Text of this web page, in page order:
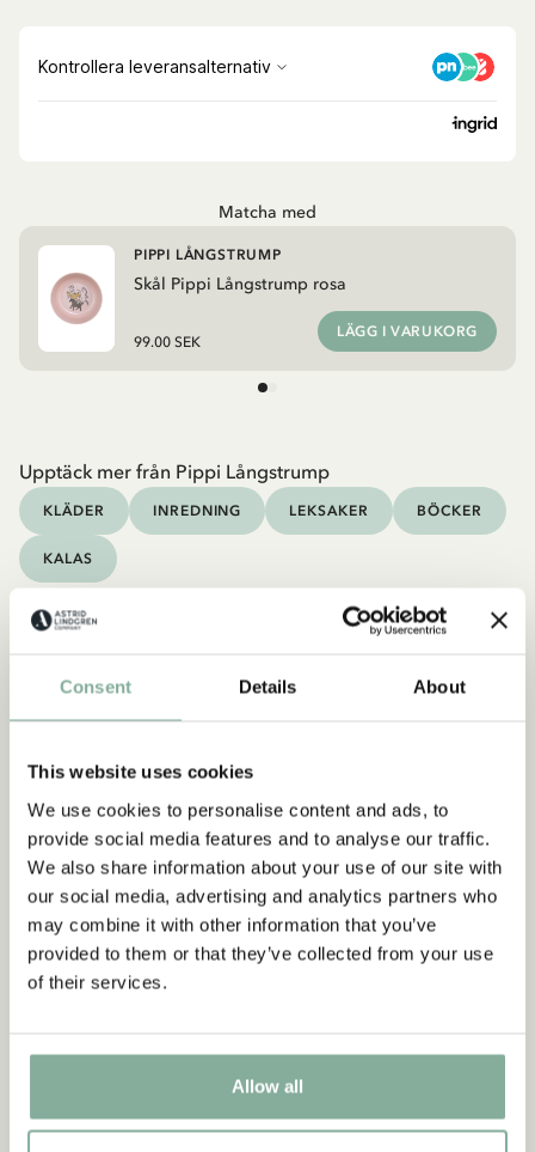
Consent Details About
This website uses cookies
We use cookies to personalise content and ads, to
provide social media features and to analyse our traffic.
We also share information about your use of our site with
our social media, advertising and analytics partners who
may combine it with other information that you’ve
provided to them or that they’ve collected from your use
of their services.
Allow all
Matcha med
Skål Pippi Långstrump rosa
PIPPI LÅNGSTRUMP
99.00 SEK
LÄGG I VARUKORG
Upptäck mer från Pippi Långstrump
KLÄDER INREDNING LEKSAKER BÖCKER
KALAS
TEXTIL MUGGAR & KOPPAR
BRICKOR